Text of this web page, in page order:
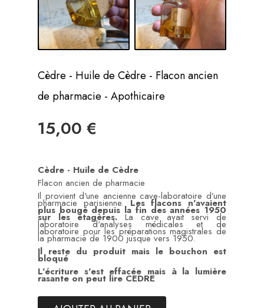
Cèdre - Huile de Cèdre - Flacon ancien
de pharmacie - Apothicaire
15,00 €
Cèdre - Huile de Cèdre
Flacon ancien de pharmacie
Il provient d'une ancienne cave-laboratoire d’une
pharmacie parisienne.Les flacons n'avaient
plus bougé depuis la fin des années 1950
sur les étagères.La cave avait servi de
laboratoire d'analyses médicales et de
laboratoire pour les préparations magistrales de
la pharmacie de 1900 jusque vers 1950.
Il reste du produit mais le bouchon est
bloqué
L'écriture s'est effacée mais à la lumière
rasante on peut lire CEDRE